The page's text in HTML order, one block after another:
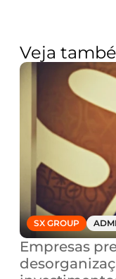
Veja
SX GROUP
Empresas